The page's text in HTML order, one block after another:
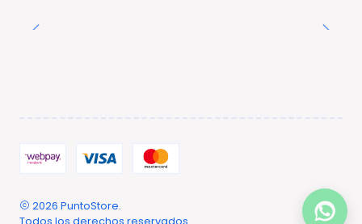
2026 PuntoStore.
Todos los derechos reservados